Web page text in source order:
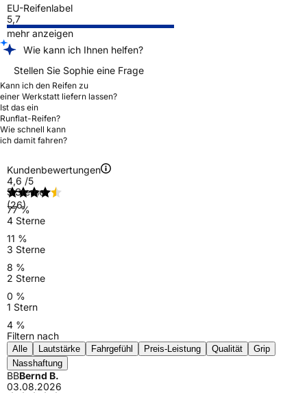
EU-Reifenlabel
5,7
mehr anzeigen
Wie kann ich Ihnen helfen?
Stellen Sie Sophie eine Frage
Kann ich den Reifen zu
einer Werkstatt liefern lassen?
Ist das ein
Runflat-Reifen?
Wie schnell kann
ich damit fahren?
Kundenbewertungen
4,6 /5
(26)
5 Sterne
77 %
4 Sterne
11 %
3 Sterne
8 %
2 Sterne
0 %
1 Stern
4 %
Filtern nach
Alle Lautstärke Fahrgefühl Preis-Leistung Qualität
Grip
Nasshaftung
BBBernd B.
03.08.2026